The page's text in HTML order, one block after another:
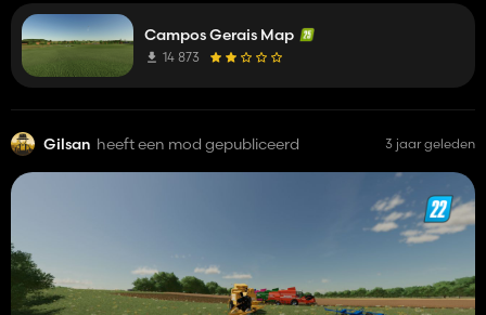
Campos Gerais Map
14 873
Gilsan heeft een mod gepubliceerd 3 jaar geleden